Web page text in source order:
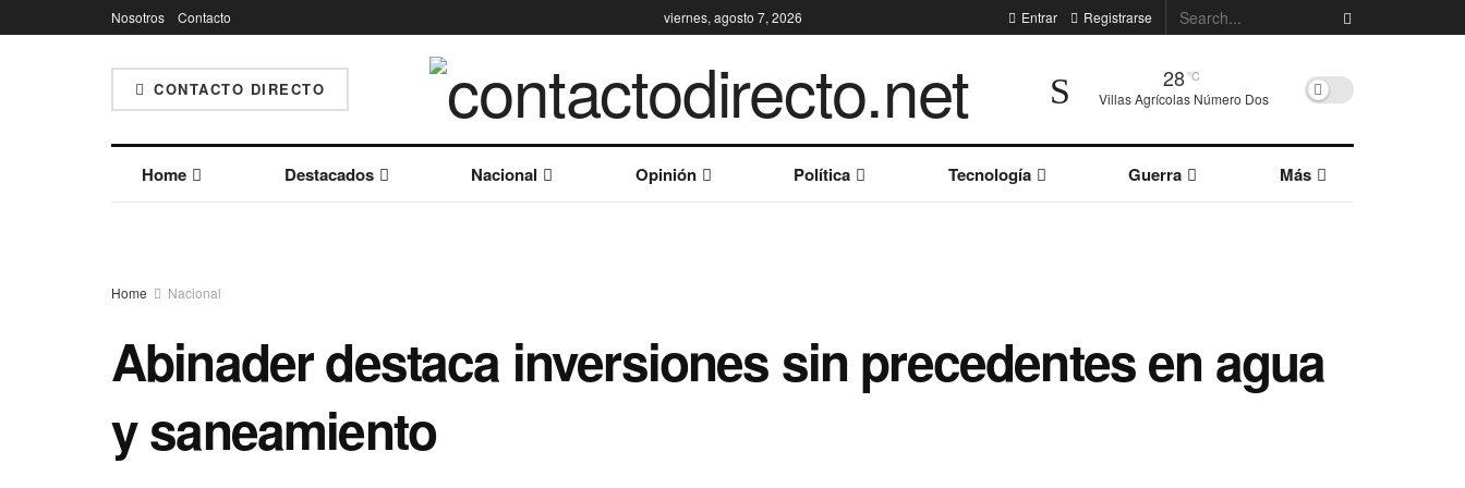
Nosotros Contacto viernes, agosto 7, 2026 Entrar Registrarse
CONTACTO DIRECTO 28°C
Villas Agrícolas Número Dos
Home Destacados Nacional Opinión Política Tecnología Guerra Más
Home Nacional
Abinader destaca inversiones sin precedentes en agua
y saneamiento